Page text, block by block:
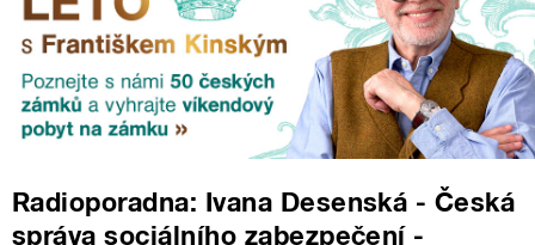
Radioporadna: Ivana Desenská - Česká
správa sociálního zabezpečení -